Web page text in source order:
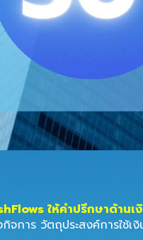
ให้คำปรึกษาด้านเ
จการ วัตถุประสงค์การใช้เ